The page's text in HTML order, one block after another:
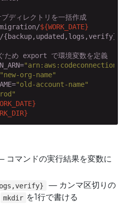
ディレクトリを一括作成
migration/${WORK_DATE}
/{backup,updated,logs,verify}
ため export で環境変数を定義
org-name"
"old-account-name"
コマンドの実行結果を変数に
— カンマ区切りの
mkdir を1行で書ける